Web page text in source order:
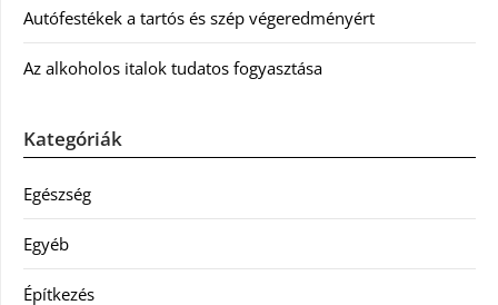
Autófestékek a tartós és szép végeredményért
Az alkoholos italok tudatos fogyasztása
Kategóriák
Egészség
Egyéb
Építkezés